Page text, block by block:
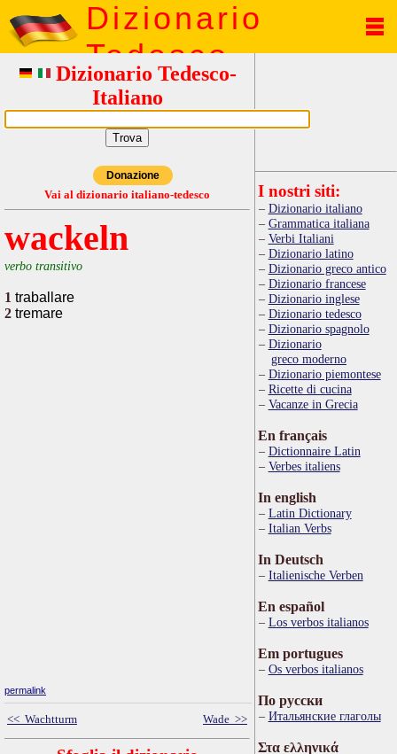
Dizionario
Tedesco
Dizionario Tedesco-
Italiano
Donazione
Vai al dizionario italiano-tedesco
wackeln
verbo transitivo
1 traballare
2 tremare
permalink
<< Wachtturm Wade >>
I nostri siti:
Dizionario italiano
Grammatica italiana
Verbi Italiani
Dizionario latino
Dizionario greco antico
Dizionario francese
Dizionario inglese
Dizionario tedesco
Dizionario spagnolo
Dizionario
greco moderno
Dizionario piemontese
Ricette di cucina
Vacanze in Grecia
En français
Dictionnaire Latin
Verbes italiens
In english
Latin Dictionary
Italian Verbs
In Deutsch
Italienische Verben
En español
Los verbos italianos
Em portugues
Os verbos italianos
По русски
Итальянские глаголы
Στα ελληνικά